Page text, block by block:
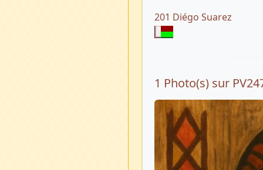
201 Diégo Suarez
1 Photo(s) sur